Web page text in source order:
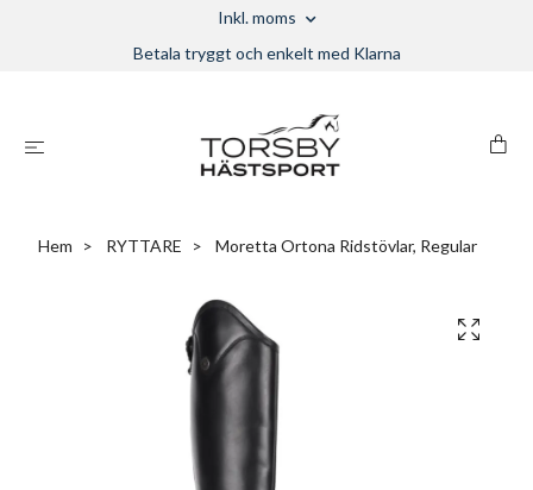
Inkl. moms
Betala tryggt och enkelt med Klarna
Hem RYTTARE Moretta Ortona Ridstövlar, Regular